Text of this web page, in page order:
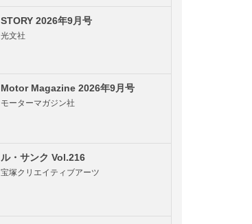
STORY 2026年9月号
光文社
Motor Magazine 2026年9月号
モーターマガジン社
ル・サンク Vol.216
宝塚クリエイティブアーツ